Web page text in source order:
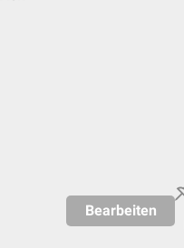
Bearbeiten